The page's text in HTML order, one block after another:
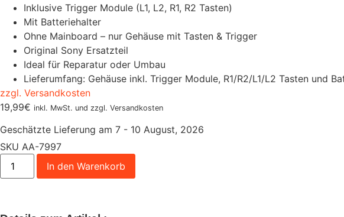
Inklusive Trigger Module (L1, L2, R1, R2 Tasten)
Mit Batteriehalter
Ohne Mainboard – nur Gehäuse mit Tasten & Trigger
Original Sony Ersatzteil
Ideal für Reparatur oder Umbau
Lieferumfang: Gehäuse inkl. Trigger Module, R1/R2/L1/L2 Tasten und
zzgl. Versandkosten
19,99€ inkl. MwSt. und zzgl. Versandkosten
Geschätzte Lieferung am 7 - 10 August, 2026
SKU AA-7997
In den Warenkorb